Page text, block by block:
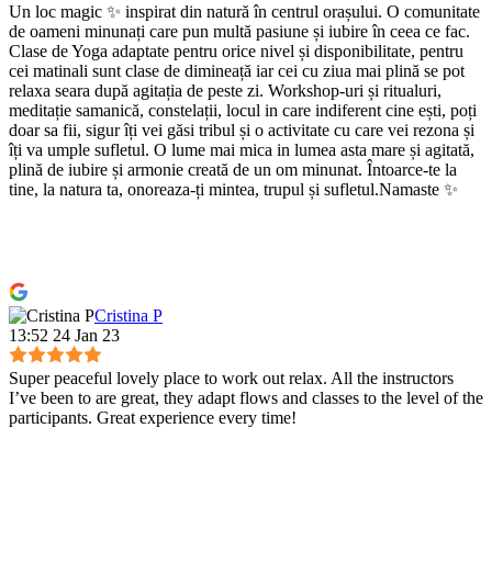
Un loc magic ✨ inspirat din natură în centrul orașului. O comunitate
de oameni minunați care pun multă pasiune și iubire în ceea ce fac.
Clase de Yoga adaptate pentru orice nivel și disponibilitate, pentru
cei matinali sunt clase de dimineață iar cei cu ziua mai plină se pot
relaxa seara după agitația de peste zi. Workshop-uri și ritualuri,
meditație samanică, constelații, locul in care indiferent cine ești, poți
doar sa fii, sigur îți vei găsi tribul și o activitate cu care vei rezona și
îți va umple sufletul. O lume mai mica in lumea asta mare și agitată,
plină de iubire și armonie creată de un om minunat. Întoarce-te la
tine, la natura ta, onoreaza-ți mintea, trupul și sufletul.Namaste ✨
Cristina P
13:52 24 Jan 23
Super peaceful lovely place to work out relax. All the instructors
I’ve been to are great, they adapt flows and classes to the level of the
participants. Great experience every time!